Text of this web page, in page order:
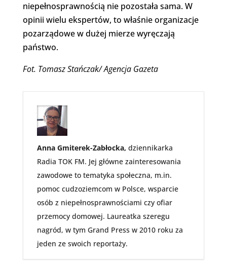
niepełnosprawnością nie pozostała sama. W
opinii wielu ekspertów, to właśnie organizacje
pozarządowe w dużej mierze wyręczają
państwo.
Fot. Tomasz Stańczak/ Agencja Gazeta
Anna Gmiterek-Zabłocka, dziennikarka
Radia TOK FM. Jej główne zainteresowania
zawodowe to tematyka społeczna, m.in.
pomoc cudzoziemcom w Polsce, wsparcie
osób z niepełnosprawnościami czy ofiar
przemocy domowej. Laureatka szeregu
nagród, w tym Grand Press w 2010 roku za
jeden ze swoich reportaży.